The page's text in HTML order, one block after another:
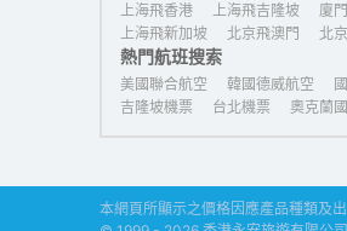
上海飛香港 上海飛吉隆坡 廈
上海飛新加坡
北京飛澳門 北
熱門航班搜索
美國聯合航空 韓國德威航空
吉隆坡機票
台北機票 奧克蘭
本網頁所顯示之價格因應產品種類及